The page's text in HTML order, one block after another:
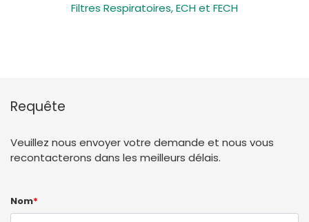
Filtres Respiratoires, ECH et FECH
Requête
Veuillez nous envoyer votre demande et nous vous
recontacterons dans les meilleurs délais.
Nom*